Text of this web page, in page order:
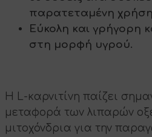
παρατεταμένη
Εύκολη και γρήγορη
στη μορφή υγρού.
Η L-καρνιτίνη παίζει
μεταφορά των λιπαρών
μιτοχόνδρια για την